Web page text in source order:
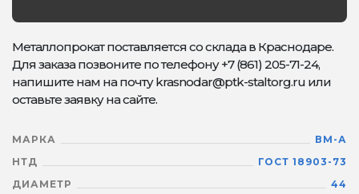
Металлопрокат поставляется со склада в Краснодаре.
Для заказа позвоните по телефону +7 (861) 205-71-24,
напишите нам на почту krasnodar@ptk-staltorg.ru или
оставьте заявку на сайте.
МАРКА
ВМ-А
НТД
ГОСТ 18903-73
ДИАМЕТР
44